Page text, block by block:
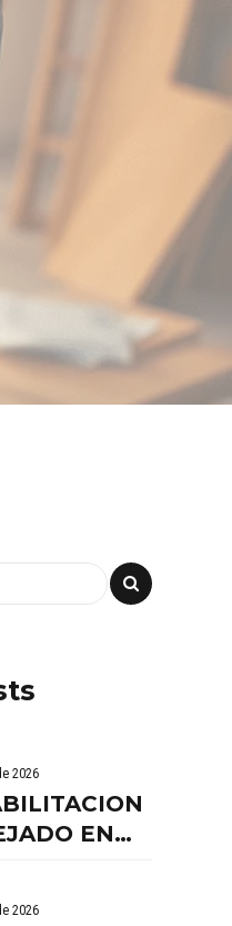
2026
EN
2026